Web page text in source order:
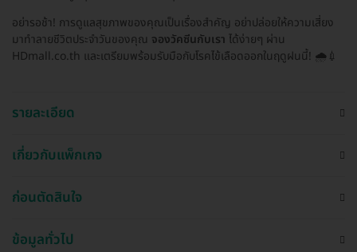
อย่ารอช้า! การดูแลสุขภาพของคุณเป็นเรื่องสำคัญ อย่าปล่อยให้ความเสี่ยง
มาทำลายชีวิตประจำวันของคุณ จองวัคซีนกับเรา ได้ง่ายๆ ผ่าน
HDmall.co.th และเตรียมพร้อมรับมือกับโรคไข้เลือดออกในฤดูฝนนี้! 🌧️💉
รายละเอียด
เกี่ยวกับแพ็กเกจ
ก่อนตัดสินใจ
ข้อมูลทั่วไป